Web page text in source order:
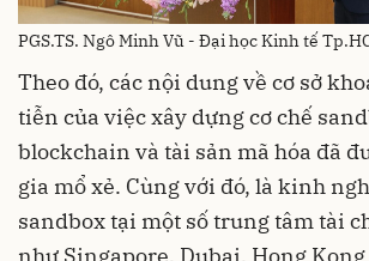
PGS.TS. Ngô Minh Vũ - Đại học Kinh tế
Theo đó, các nội dung về cơ sở
tiễn của việc xây dựng cơ chế
blockchain và tài sản mã hóa đã
gia mổ xẻ. Cùng với đó, là kinh
sandbox tại một số trung tâm tài
như Singapore, Dubai, Hong